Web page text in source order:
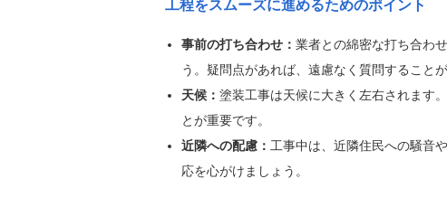
工程をスムーズに進めるためのポイント
事前の打ち合わせ：業者との綿密な打ち合わ
う。疑問点があれば、遠慮なく質問することが
天候：塗装工事は天候に大きく左右されます
とが重要です。
近隣への配慮： 工事中は、近隣住民への騒音
応を心がけましょう。